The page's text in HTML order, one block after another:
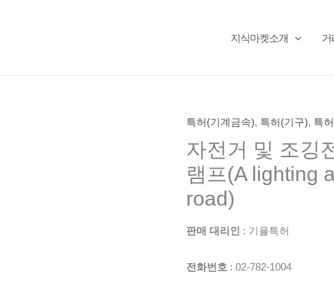
지식마켓소개 거
특허(기계금속), 특허(기구), 특
자전거 및 조깅
램프(A lighting
road)
판매 대리인 : 기율특허
전화번호 : 02-782-1004